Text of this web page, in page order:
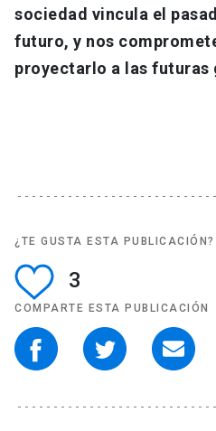
sociedad vincula el
futuro, y nos
proyectarlo a las futuras
¿TE GUSTA ESTA PUBLICACIÓN?
3
COMPARTE ESTA PUBLICACIÓN